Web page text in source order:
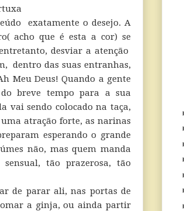
exatamente o desejo. A
acho que é esta a cor) se
desviar a atenção
dentro das suas entranhas,
Meu Deus! Quando a gente
breve tempo para a sua
vai sendo colocado na taça,
atração forte, as narinas
esperando o grande
não, mas quem manda
tão prazerosa, tão
de parar ali, nas portas de
a ginja, ou ainda partir